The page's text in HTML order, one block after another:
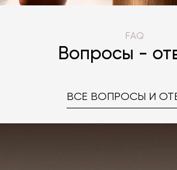
FAQ
Вопросы -
ВСЕ ВОПРОСЫ И